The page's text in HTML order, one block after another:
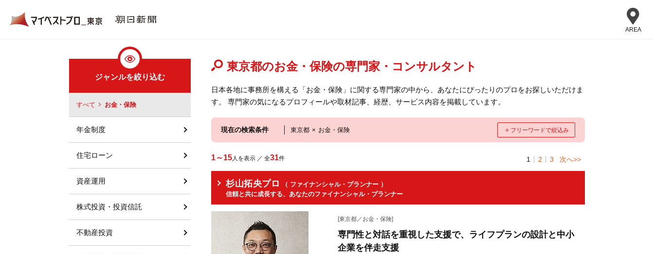
AREA
東京都のお金・保険の専門家・コンサルタント
日本各地に事務所を構える「お金・保険」に関する専門家の中から、あなたにぴったりのプロをお探しいただけま
す。 専門家の気になるプロフィールや取材記事、経歴、サービス内容を掲載しています。
現在の検索条件 東京都 × お金・保険 ＋ フリーワードで絞込み
1～15人を表示 ／ 全31件 1 2 3 次へ>>
杉山拓央プロ
（ ファイナンシャル・プランナー ）
信頼と共に成長する、あなたのファイナンシャル・プランナー
[東京都／お金・保険]
専門性と対話を重視した支援で、ライフプランの設計と中小
企業を伴走支援
ジャンルを絞り込む
すべて お金・保険
年金制度
住宅ローン
資産運用
株式投資・投資信託
不動産投資